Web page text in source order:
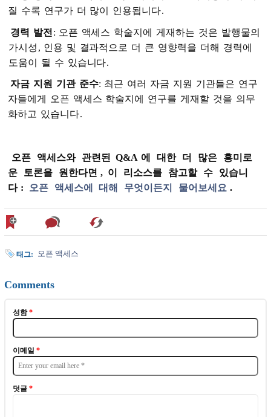
질 수록 연구가 더 많이 인용됩니다.
경력 발전 : 오픈 액세스 학술지에 게재하는 것은 발행물의
가시성 , 인용 및 결과적으로 더 큰 영향력을 더해 경력에
도움이
될 수 있습니다.
자금 지원 기관 준수: 최근 여러 자금 지원 기관들은 연구
자들에게
오픈 액세스 학술지에 연구를 게재할 것을 의무
화하고 있습니다.
오픈 액세스와 관련된 Q&A 에 대한 더 많은
흥미로
운
토론을 원한다면 , 이 리소스를 참고할 수
있습니
다 : 오픈 액세스에 대해 무엇이든지 물어보세요 .
태그: 오픈 액세스
Comments
성함*
이메일 *
덧글 *